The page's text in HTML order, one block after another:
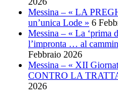
Messina – « LA
un’unica Lode » 6
Messina – « La
l’impronta … al
Febbraio 2026
Messina – « XII
CONTRO LA
2026